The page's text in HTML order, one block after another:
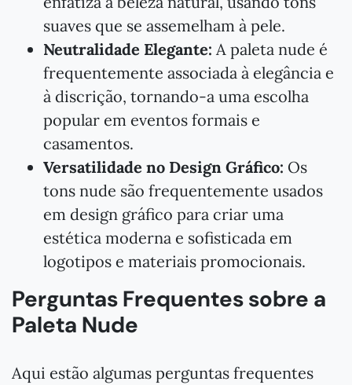
suaves que se assemelham à pele.
Neutralidade Elegante: A paleta nude é
frequentemente associada à elegância e
à discrição, tornando-a uma escolha
popular em eventos formais e
casamentos.
Versatilidade no Design Gráfico: Os
tons nude são frequentemente usados
em design gráfico para criar uma
estética moderna e sofisticada em
logotipos e materiais promocionais.
Perguntas Frequentes sobre a
Paleta Nude
Aqui estão algumas perguntas frequentes